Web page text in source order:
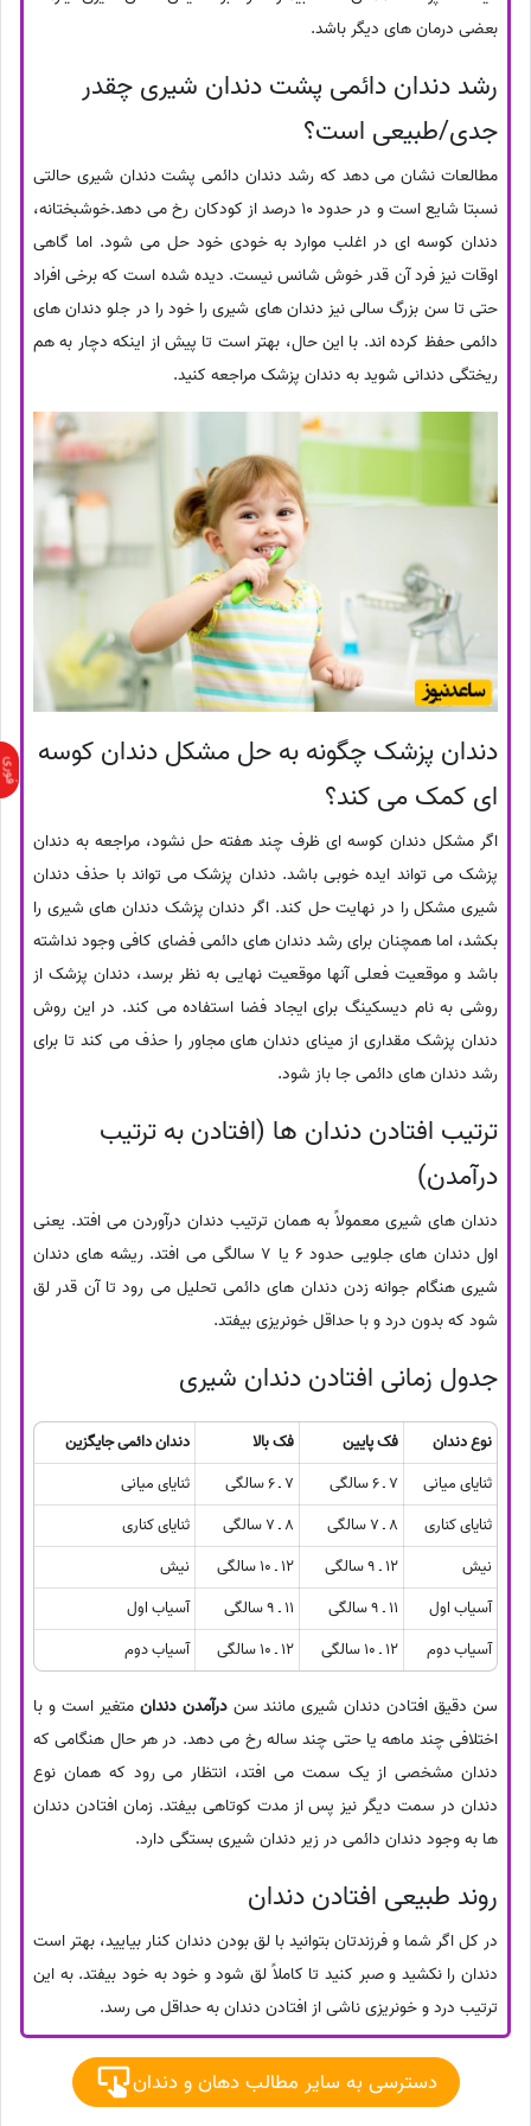
بعضی درمان های دیگر باشد.
رشد دندان دائمی پشت دندان شیری چقدر
جدی/طبیعی است؟
مطالعات نشان می دهد که رشد دندان دائمی پشت دندان شیری حالتی
نسبتا شایع است و در حدود 10 درصد از کودکان رخ می دهد.خوشبختانه،
دندان کوسه ای در اغلب موارد به خودی خود حل می شود. اما گاهی
اوقات نیز فرد آن قدر خوش شانس نیست. دیده شده است که برخی افراد
حتی تا سن بزرگ سالی نیز دندان های شیری را خود را در جلو دندان های
دائمی حفظ کرده اند. با این حال، بهتر است تا پیش از اینکه دچار به هم
ریختگی دندانی شوید به دندان پزشک مراجعه کنید.
دندان پزشک چگونه به حل مشکل دندان کوسه
ای کمک می کند؟
اگر مشکل دندان کوسه ای ظرف چند هفته حل نشود، مراجعه به دندان
پزشک می تواند ایده خوبی باشد. دندان پزشک می تواند با حذف دندان
شیری مشکل را در نهایت حل کند. اگر دندان پزشک دندان های شیری را
بکشد، اما همچنان برای رشد دندان های دائمی فضای کافی وجود نداشته
باشد و موقعیت فعلی آنها موقعیت نهایی به نظر برسد، دندان پزشک از
روشی به نام دیسکینگ برای ایجاد فضا استفاده می کند. در این روش
دندان پزشک مقداری از مینای دندان های مجاور را حذف می کند تا برای
رشد دندان های دائمی جا باز شود.
ترتیب افتادن دندان ها (افتادن به ترتیب
درآمدن)
دندان های شیری معمولاً به همان ترتیب دندان درآوردن می افتد. یعنی
اول دندان های جلویی حدود 6 یا 7 سالگی می افتد. ریشه های دندان
شیری هنگام جوانه زدن دندان های دائمی تحلیل می رود تا آن قدر لق
شود که بدون درد و با حداقل خونریزی بیفتد.
جدول زمانی افتادن دندان شیری
نوع دندان فک پایین فک بالا
دندان دائمی جایگزین
ثنایای میانی
7 ـ 6 سالگی 7 ـ 6 سالگی
ثنایای میانی
ثنایای کناری
8 ـ 7 سالگی 8 ـ 7 سالگی
ثنایای کناری
نیش
12 ـ 9 سالگی 12 ـ 10 سالگی
نیش
آسیاب اول
11 ـ 9 سالگی 11 ـ 9 سالگی
آسیاب اول
آسیاب دوم
12 ـ 10 سالگی 12 ـ 10 سالگی آسیاب دوم
سن دقیق افتادن دندان شیری مانند سندرآمدن دندان متغیر است و با
اختلافی چند ماهه یا حتی چند ساله رخ می دهد. در هر حال هنگامی که
دندان مشخصی از یک سمت می افتد، انتظار می رود که همان نوع
دندان در سمت دیگر نیز پس از مدت کوتاهی بیفتد. زمان افتادن دندان
ها به وجود دندان دائمی در زیر دندان شیری بستگی دارد.
روند طبیعی افتادن دندان
در کل اگر شما و فرزندتان بتوانید با لق بودن دندان کنار بیایید، بهتر است
دندان را نکشید و صبر کنید تا کاملاً لق شود و خود به خود بیفتد. به این
ترتیب درد و خونریزی ناشی از افتادن دندان به حداقل می رسد.
دسترسی به سایر مطالب دهان و دندان